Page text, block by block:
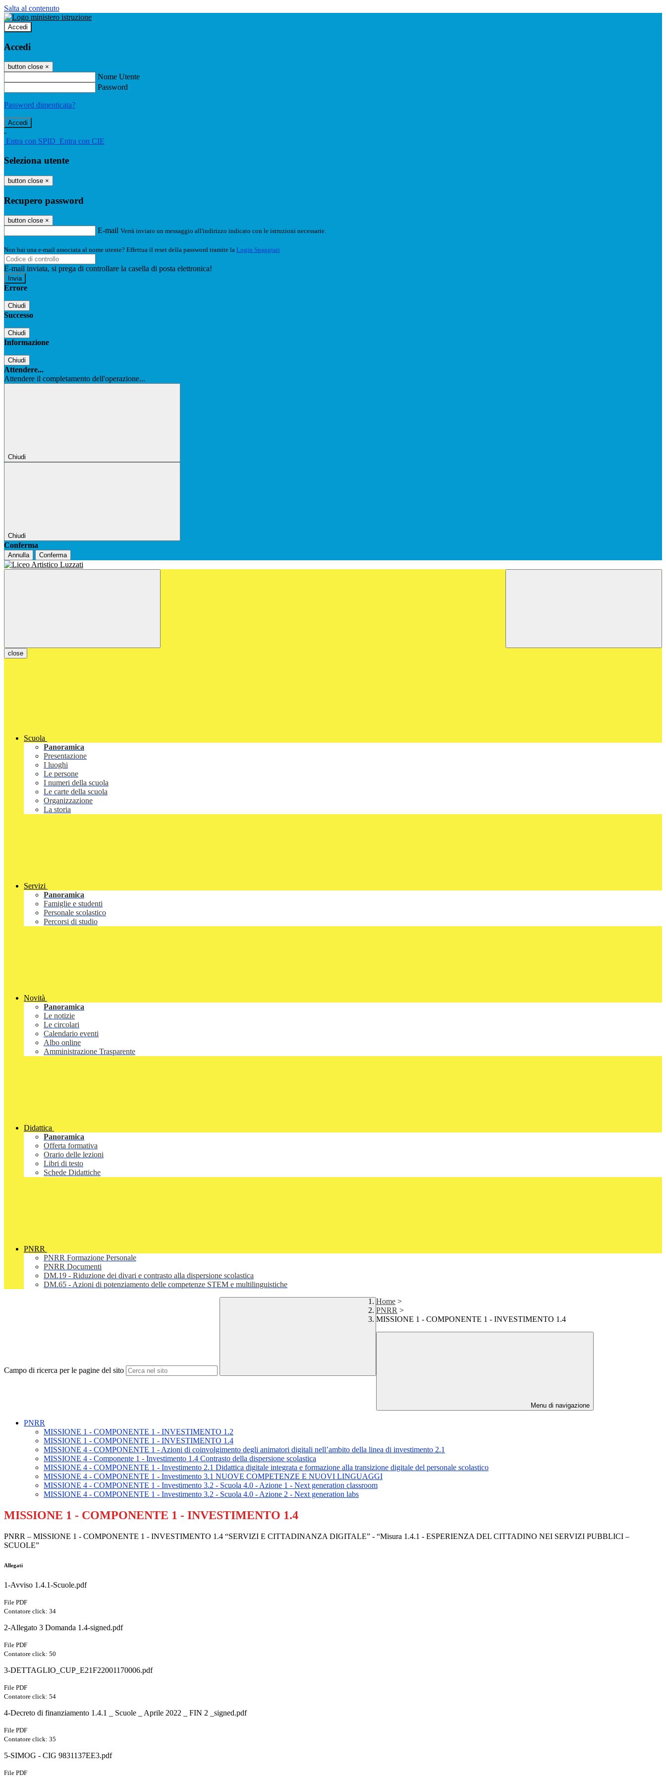
Salta al contenuto
Accedi
Accedi
button close ×
Nome Utente
Password
Password dimenticata?
-
Entra con SPID Entra con CIE
Seleziona utente
button close ×
Recupero password
button close ×
E-mail Verrà inviato un messaggio all'indirizzo indicato con le istruzioni necessarie.
Non hai una e-mail associata al nome utente? Effettua il reset della password tramite la Login Spaggiari
E-mail inviata, si prega di controllare la casella di posta elettronica!
Errore
Chiudi
Successo
Chiudi
Informazione
Chiudi
Attendere...
Attendere il completamento dell'operazione...
Chiudi
Chiudi
Conferma
Annulla Conferma
close
Scuola
Panoramica
Presentazione
I luoghi
Le persone
I numeri della scuola
Le carte della scuola
Organizzazione
La storia
Servizi
Panoramica
Famiglie e studenti
Personale scolastico
Percorsi di studio
Novità
Panoramica
Le notizie
Le circolari
Calendario eventi
Albo online
Amministrazione Trasparente
Didattica
Panoramica
Offerta formativa
Orario delle lezioni
Libri di testo
Schede Didattiche
PNRR
PNRR Formazione Personale
PNRR Documenti
DM.19 - Riduzione dei divari e contrasto alla dispersione scolastica
DM.65 - Azioni di potenziamento delle competenze STEM e multilinguistiche
Campo di ricerca per le pagine del sito
Home >
PNRR >
MISSIONE 1 - COMPONENTE 1 - INVESTIMENTO 1.4
Menu di navigazione
PNRR
MISSIONE 1 - COMPONENTE 1 - INVESTIMENTO 1.2
MISSIONE 1 - COMPONENTE 1 - INVESTIMENTO 1.4
MISSIONE 4 - COMPONENTE 1 - Azioni di coinvolgimento degli animatori digitali nell’ambito della linea di investimento 2.1
MISSIONE 4 - Componente 1 - Investimento 1.4 Contrasto della dispersione scolastica
MISSIONE 4 - COMPONENTE 1 - Investimento 2.1 Didattica digitale integrata e formazione alla transizione digitale del personale scolastico
MISSIONE 4 - COMPONENTE 1 - Investimento 3.1 NUOVE COMPETENZE E NUOVI LINGUAGGI
MISSIONE 4 - COMPONENTE 1 - Investimento 3.2 - Scuola 4.0 - Azione 1 - Next generation classroom
MISSIONE 4 - COMPONENTE 1 - Investimento 3.2 - Scuola 4.0 - Azione 2 - Next generation labs
MISSIONE 1 - COMPONENTE 1 - INVESTIMENTO 1.4
PNRR – MISSIONE 1 - COMPONENTE 1 - INVESTIMENTO 1.4 “SERVIZI E CITTADINANZA DIGITALE” - “Misura 1.4.1 - ESPERIENZA DEL CITTADINO NEI SERVIZI PUBBLICI –
SCUOLE”
Allegati
1-Avviso 1.4.1-Scuole.pdf
File PDF
Contatore click: 34
2-Allegato 3 Domanda 1.4-signed.pdf
File PDF
Contatore click: 50
3-DETTAGLIO_CUP_E21F22001170006.pdf
File PDF
Contatore click: 54
4-Decreto di finanziamento 1.4.1 _ Scuole _ Aprile 2022 _ FIN 2 _signed.pdf
File PDF
Contatore click: 35
5-SIMOG - CIG 9831137EE3.pdf
File PDF